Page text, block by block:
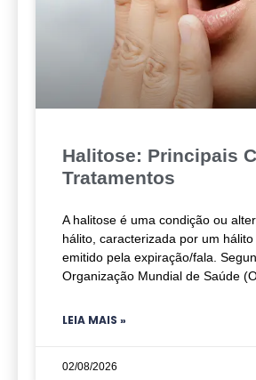
Halitose: Principais
Tratamentos
A halitose é uma condição ou
hálito, caracterizada por um
emitido pela expiração/fala.
Organização Mundial de Saúde
LEIA MAIS »
02/08/2026